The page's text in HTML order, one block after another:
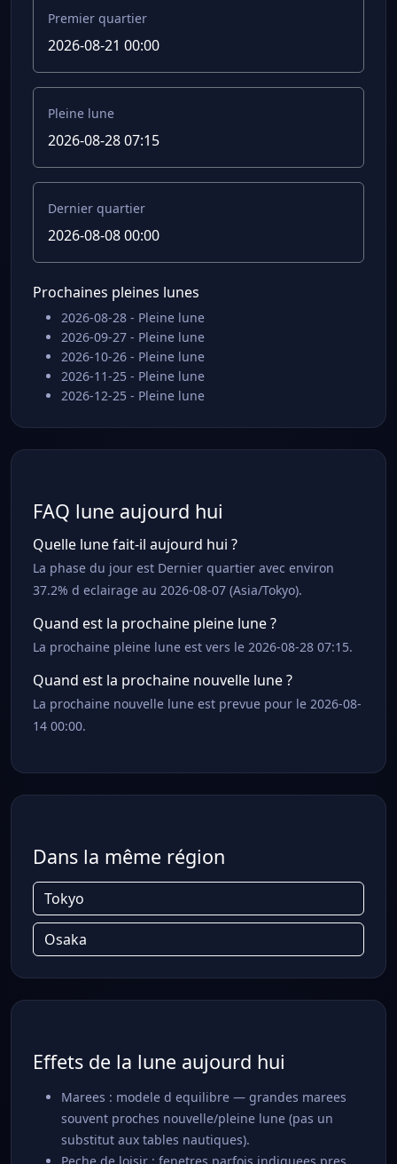
Premier quartier
2026-08-21 00:00
Pleine lune
2026-08-28 07:15
Dernier quartier
2026-08-08 00:00
Prochaines pleines lunes
2026-08-28 - Pleine lune
2026-09-27 - Pleine lune
2026-10-26 - Pleine lune
2026-11-25 - Pleine lune
2026-12-25 - Pleine lune
FAQ lune aujourd hui
Quelle lune fait-il aujourd hui ?
La phase du jour est Dernier quartier avec environ
37.2% d eclairage au 2026-08-07 (Asia/Tokyo).
Quand est la prochaine pleine lune ?
La prochaine pleine lune est vers le 2026-08-28 07:15.
Quand est la prochaine nouvelle lune ?
La prochaine nouvelle lune est prevue pour le 2026-08-
14 00:00.
Dans la même région
Tokyo
Osaka
Effets de la lune aujourd hui
Marees : modele d equilibre — grandes marees
souvent proches nouvelle/pleine lune (pas un
substitut aux tables nautiques).